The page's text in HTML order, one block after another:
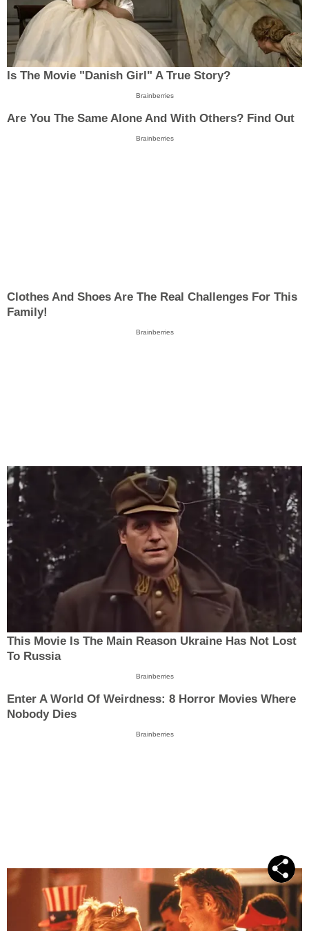
Is The Movie "Danish Girl" A True Story?
Brainberries
Are You The Same Alone And With Others? Find Out
Brainberries
Clothes And Shoes Are The Real Challenges For This
Family!
Brainberries
This Movie Is The Main Reason Ukraine Has Not Lost
To Russia
Brainberries
Enter A World Of Weirdness: 8 Horror Movies Where
Nobody Dies
Brainberries